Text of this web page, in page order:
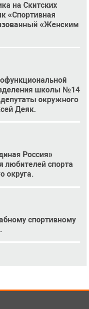
на Скитских
«Спортивная
«Женским
школы №14
окружного
Деяк.
Россия»
любителей спорта
округа.
спортивному